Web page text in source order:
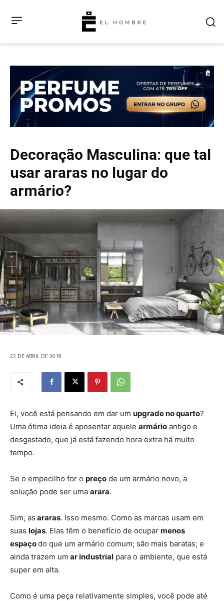
Decoração Masculina: que tal
usar araras no lugar do
armário?
22 DE ABRIL DE 2018
Ei, você está pensando em dar um upgrade no quarto?
Uma ótima ideia é aposentar aquele armário antigo e
desgastado, que já está fazendo hora extra há muito
tempo.
Se o empecilho for o preço de um armário novo, a
solução pode ser uma arara.
Sim, as araras. Isso mesmo. Como as marcas usam em
suas lojas. Elas têm o benefício de ocupar menos
espaçodo que um armário comum; são mais baratas; e
ainda trazem um ar industrial para o ambiente, que está
super em alta.
Como é uma peça relativamente simples, você pode até